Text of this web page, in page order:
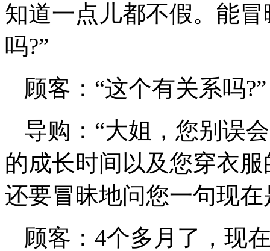
知道一点儿都不假。能
吗?”
顾客：“这个有关系吗?”
导购：“大姐，您别误
的成长时间以及您穿衣
还要冒昧地问您一句现在
顾客：4个多月了，现